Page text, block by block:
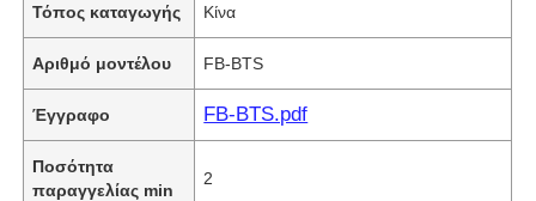
Τόπος καταγωγής Κίνα
Αριθμό μοντέλου FB-BTS
Έγγραφο FB-BTS.pdf
Ποσότητα
παραγγελίας min
2